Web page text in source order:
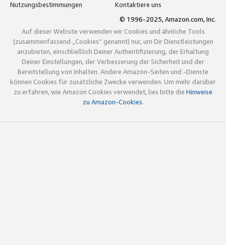
Nutzungsbestimmungen
Kontaktiere uns
© 1996-2025, Amazon.com, Inc.
Auf dieser Website verwenden wir Cookies und ähnliche Tools
(zusammenfassend „Cookies“ genannt) nur, um Dir Dienstleistungen
anzubieten, einschließlich Deiner Authentifizierung, der Erhaltung
Deiner Einstellungen, der Verbesserung der Sicherheit und der
Bereitstellung von Inhalten. Andere Amazon-Seiten und -Dienste
können Cookies für zusätzliche Zwecke verwenden. Um mehr darüber
zu erfahren, wie Amazon Cookies verwendet, lies bitte die Hinweise
zu Amazon-Cookies.